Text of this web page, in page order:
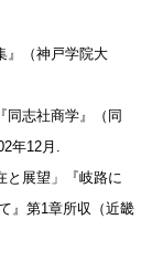
』（神戸学院大
同志社商学』（同
年12月.
と展望」『岐路に
』第1章所収（近畿